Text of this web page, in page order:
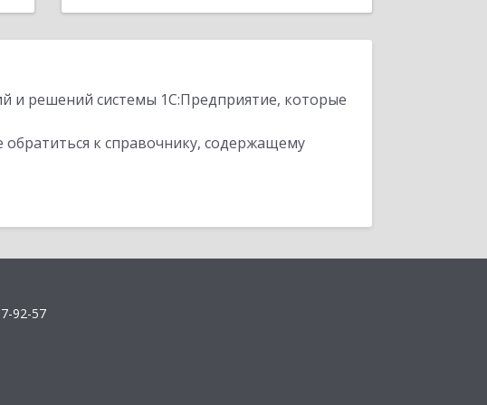
и решений системы 1С:Предприятие, которые
к справочнику, содержащему
92-57